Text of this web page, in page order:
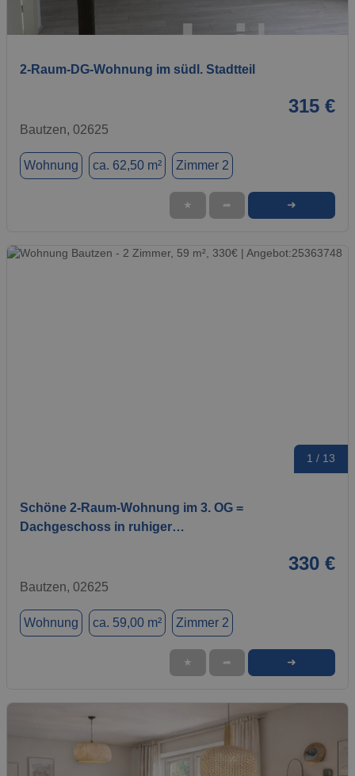
2-Raum-DG-Wohnung im südl. Stadtteil
315 €
Bautzen, 02625
Wohnung ca. 62,50 m² Zimmer 2
★ ➦ ➜
1 / 13
Schöne 2-Raum-Wohnung im 3. OG =
Dachgeschoss in ruhiger…
330 €
Bautzen, 02625
Wohnung ca. 59,00 m² Zimmer 2
★ ➦ ➜